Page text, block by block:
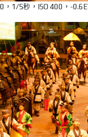
1/5秒，ISO 400，-